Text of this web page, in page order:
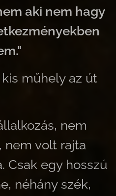
aki nem hagy
műhely az út
nem
nem volt rajta
Csak egy hosszú
néhány szék,